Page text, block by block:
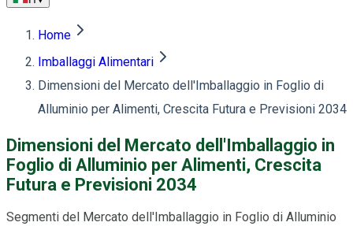
Home
Imballaggi Alimentari
Dimensioni del Mercato dell'Imballaggio in Foglio di
Alluminio per Alimenti, Crescita Futura e Previsioni 2034
Dimensioni del Mercato dell'Imballaggio in
Foglio di Alluminio per Alimenti, Crescita
Futura e Previsioni 2034
Segmenti del Mercato dell'Imballaggio in Foglio di Alluminio